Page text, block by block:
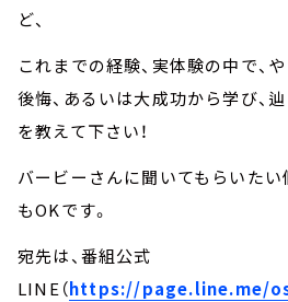
ど、
これまでの経験、実体験の中で、
後悔、あるいは大成功から学び、辿
を教えて下さい！
バービーさんに聞いてもらいたい
もOKです。
宛先は、番組公式
LINE（https://page.line.me/